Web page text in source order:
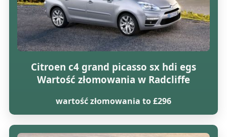
Citroen c4 grand picasso sx hdi egs
Wartość złomowania w Radcliffe
wartość złomowania to £296